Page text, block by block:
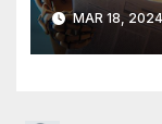
Artificial
MAR 18,